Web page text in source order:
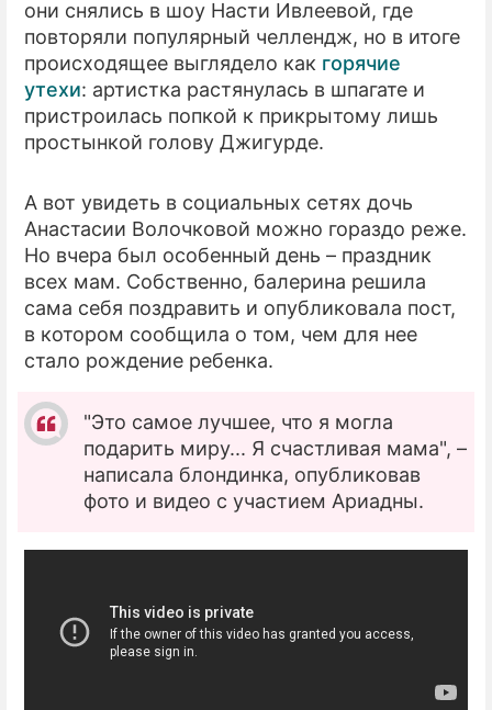
они снялись в шоу Насти Ивлеевой, где
повторяли популярный челлендж, но в итоге
происходящее выглядело как горячие
утехи: артистка растянулась в шпагате и
пристроилась попкой к прикрытому лишь
простынкой голову Джигурде.
А вот увидеть в социальных сетях дочь
Анастасии Волочковой можно гораздо реже.
Но вчера был особенный день – праздник
всех мам. Собственно, балерина решила
сама себя поздравить и опубликовала пост,
в котором сообщила о том, чем для нее
стало рождение ребенка.
"Это самое лучшее, что я могла
подарить миру... Я счастливая мама", –
написала блондинка, опубликовав
фото и видео с участием Ариадны.